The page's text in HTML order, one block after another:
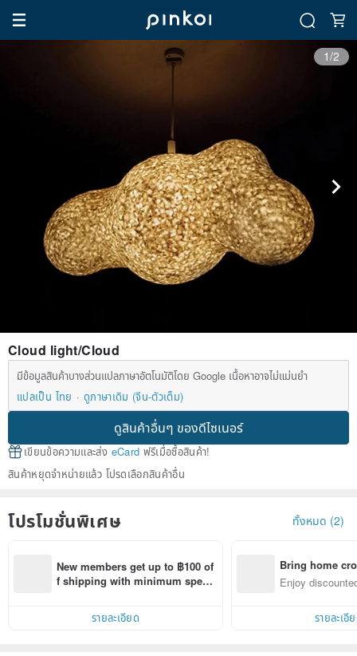
1/2
Cloud light/Cloud
มีข้อมูลสินค้าบางส่วนแปลภาษาอัตโนมัติโดย Google เนื้อหาอาจไม่แม่นยำ
แปลเป็น ไทย
ดูภาษาเดิม (จีน-ตัวเต็ม)
ดูสินค้าอื่นๆ ของดีไซเนอร์
เขียนข้อความและส่ง eCard ฟรีเมื่อซื้อสินค้า!
สินค้าหยุดจำหน่ายแล้ว โปรดเลือกสินค้าอื่น
โปรโมชั่นพิเศษ ทั้งหมด (2)
New members get up to ฿100 of
f shipping with minimum spen
within 7 days!
รายละเอียด
Bring home
n with ease
Enjoy
รายละเอี